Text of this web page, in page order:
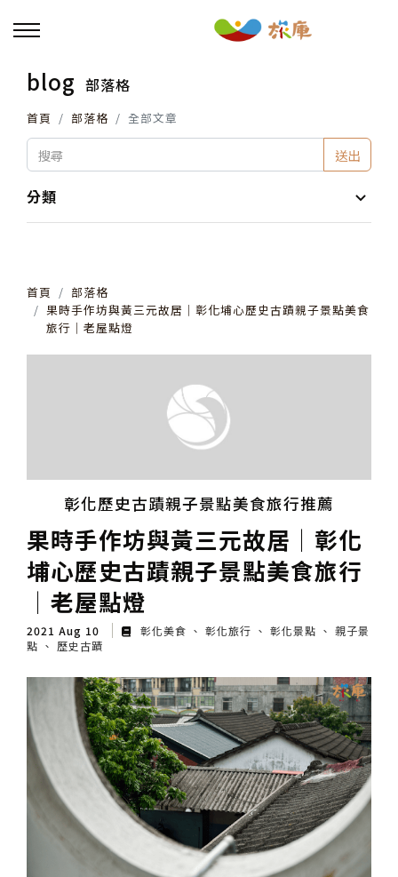
回主選單
活動報名
小旅行及主題導覽
其他活動
blog 部落格
首頁 部落格 全部文章
送出
分類
首頁
部落格
果時手作坊與黃三元故居│彰化埔心歷史古蹟親子景點美食
旅行│老屋點燈
彰化歷史古蹟親子景點美食旅行推薦
果時手作坊與黃三元故居│彰化
埔心歷史古蹟親子景點美食旅行
│老屋點燈
2021 Aug 10 彰化美食 彰化旅行 彰化景點
親子景
點
歷史古蹟